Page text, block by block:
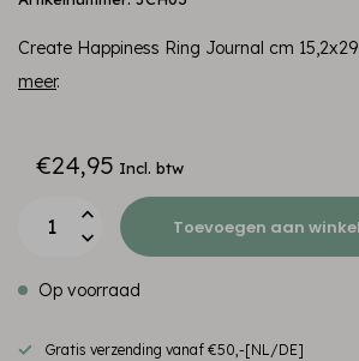
Create Happiness Ring Journal cm
meer.
€24,95 Incl. btw
Toevoegen aan
Op voorraad
Gratis verzending vanaf €50,-[NL/DE]